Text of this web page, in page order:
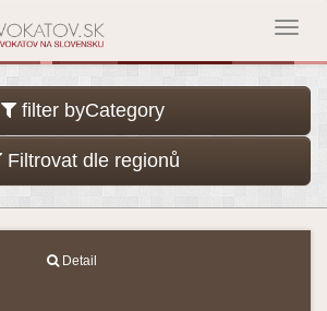
filter byCategory
Filtrovat dle regionů
Detail